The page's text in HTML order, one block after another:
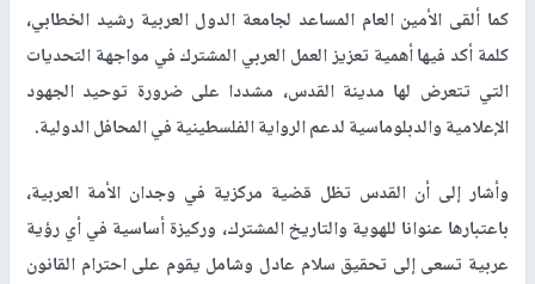
كما ألقى الأمين العام المساعد لجامعة الدول العربية رشيد الخطابي،
كلمة أكد فيها أهمية تعزيز العمل العربي المشترك في مواجهة التحديات
التي تتعرض لها مدينة القدس، مشددا على ضرورة توحيد الجهود
الإعلامية والدبلوماسية لدعم الرواية الفلسطينية في المحافل الدولية.
وأشار إلى أن القدس تظل قضية مركزية في وجدان الأمة العربية،
باعتبارها عنوانا للهوية والتاريخ المشترك، وركيزة أساسية في أي رؤية
عربية تسعى إلى تحقيق سلام عادل وشامل يقوم على احترام القانون